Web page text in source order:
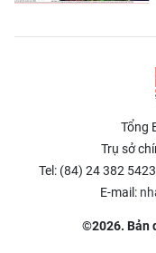
Tổng
Trụ sở
Tel: (84) 24 382
E-mail:
©2026. Bản